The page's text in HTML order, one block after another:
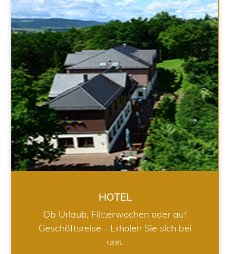
HOTEL
HOTEL
Ob Urlaub, Flitterwochen oder auf
Geschäftsreise - Erholen Sie sich bei
uns.